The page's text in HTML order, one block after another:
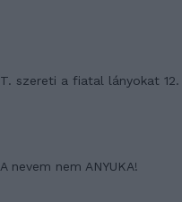
T. szereti a fiatal lányokat 12.
A nevem nem ANYUKA!